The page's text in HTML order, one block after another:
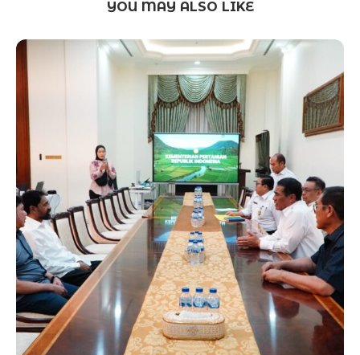
YOU MAY ALSO LIKE